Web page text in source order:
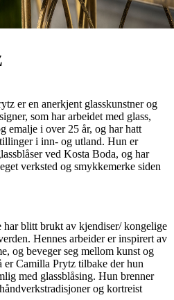
er en anerkjent glasskunstner og
som har arbeidet med glass,
emalje i over 25 år, og har hatt
i inn- og utland. Hun er
ved Kosta Boda, og har
verksted og smykkemerke siden
har blitt brukt av kjendiser/ kongelige
Hennes arbeider er inspirert av
og beveger seg mellom kunst og
er Camilla Prytz tilbake der hun
med glassblåsing. Hun brenner
og kortreist